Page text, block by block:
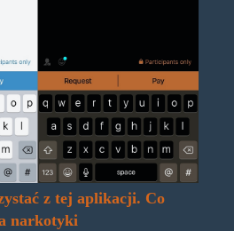
z tej aplikacji. Co
narkotyki